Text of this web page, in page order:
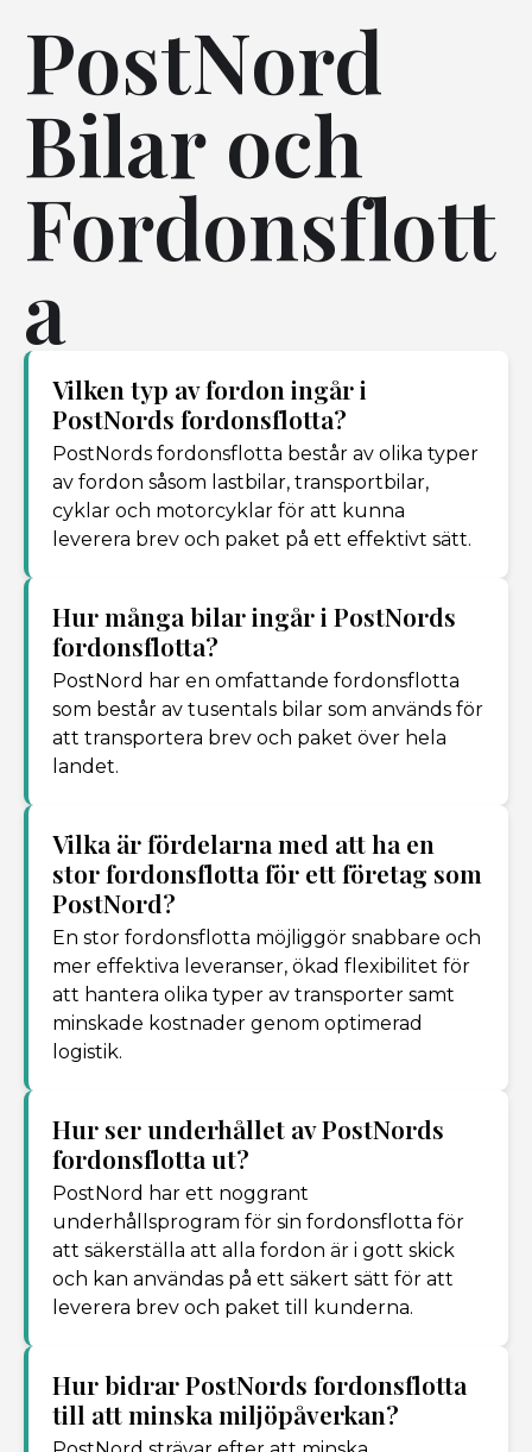
PostNord
Bilar och
Fordonsflott
a
Vilken typ av fordon ingår i
PostNords fordonsflotta?
PostNords fordonsflotta består av olika typer
av fordon såsom lastbilar, transportbilar,
cyklar och motorcyklar för att kunna
leverera brev och paket på ett effektivt sätt.
Hur många bilar ingår i PostNords
fordonsflotta?
PostNord har en omfattande fordonsflotta
som består av tusentals bilar som används för
att transportera brev och paket över hela
landet.
Vilka är fördelarna med att ha en
stor fordonsflotta för ett företag som
PostNord?
En stor fordonsflotta möjliggör snabbare och
mer effektiva leveranser, ökad flexibilitet för
att hantera olika typer av transporter samt
minskade kostnader genom optimerad
logistik.
Hur ser underhållet av PostNords
fordonsflotta ut?
PostNord har ett noggrant
underhållsprogram för sin fordonsflotta för
att säkerställa att alla fordon är i gott skick
och kan användas på ett säkert sätt för att
leverera brev och paket till kunderna.
Hur bidrar PostNords fordonsflotta
till att minska miljöpåverkan?